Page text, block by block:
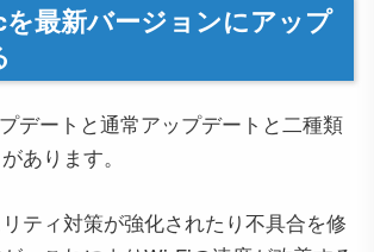
を最新バージョンにアップ
デートと通常アップデートと二種類
あります。
ティ対策が強化されたり不具合を修